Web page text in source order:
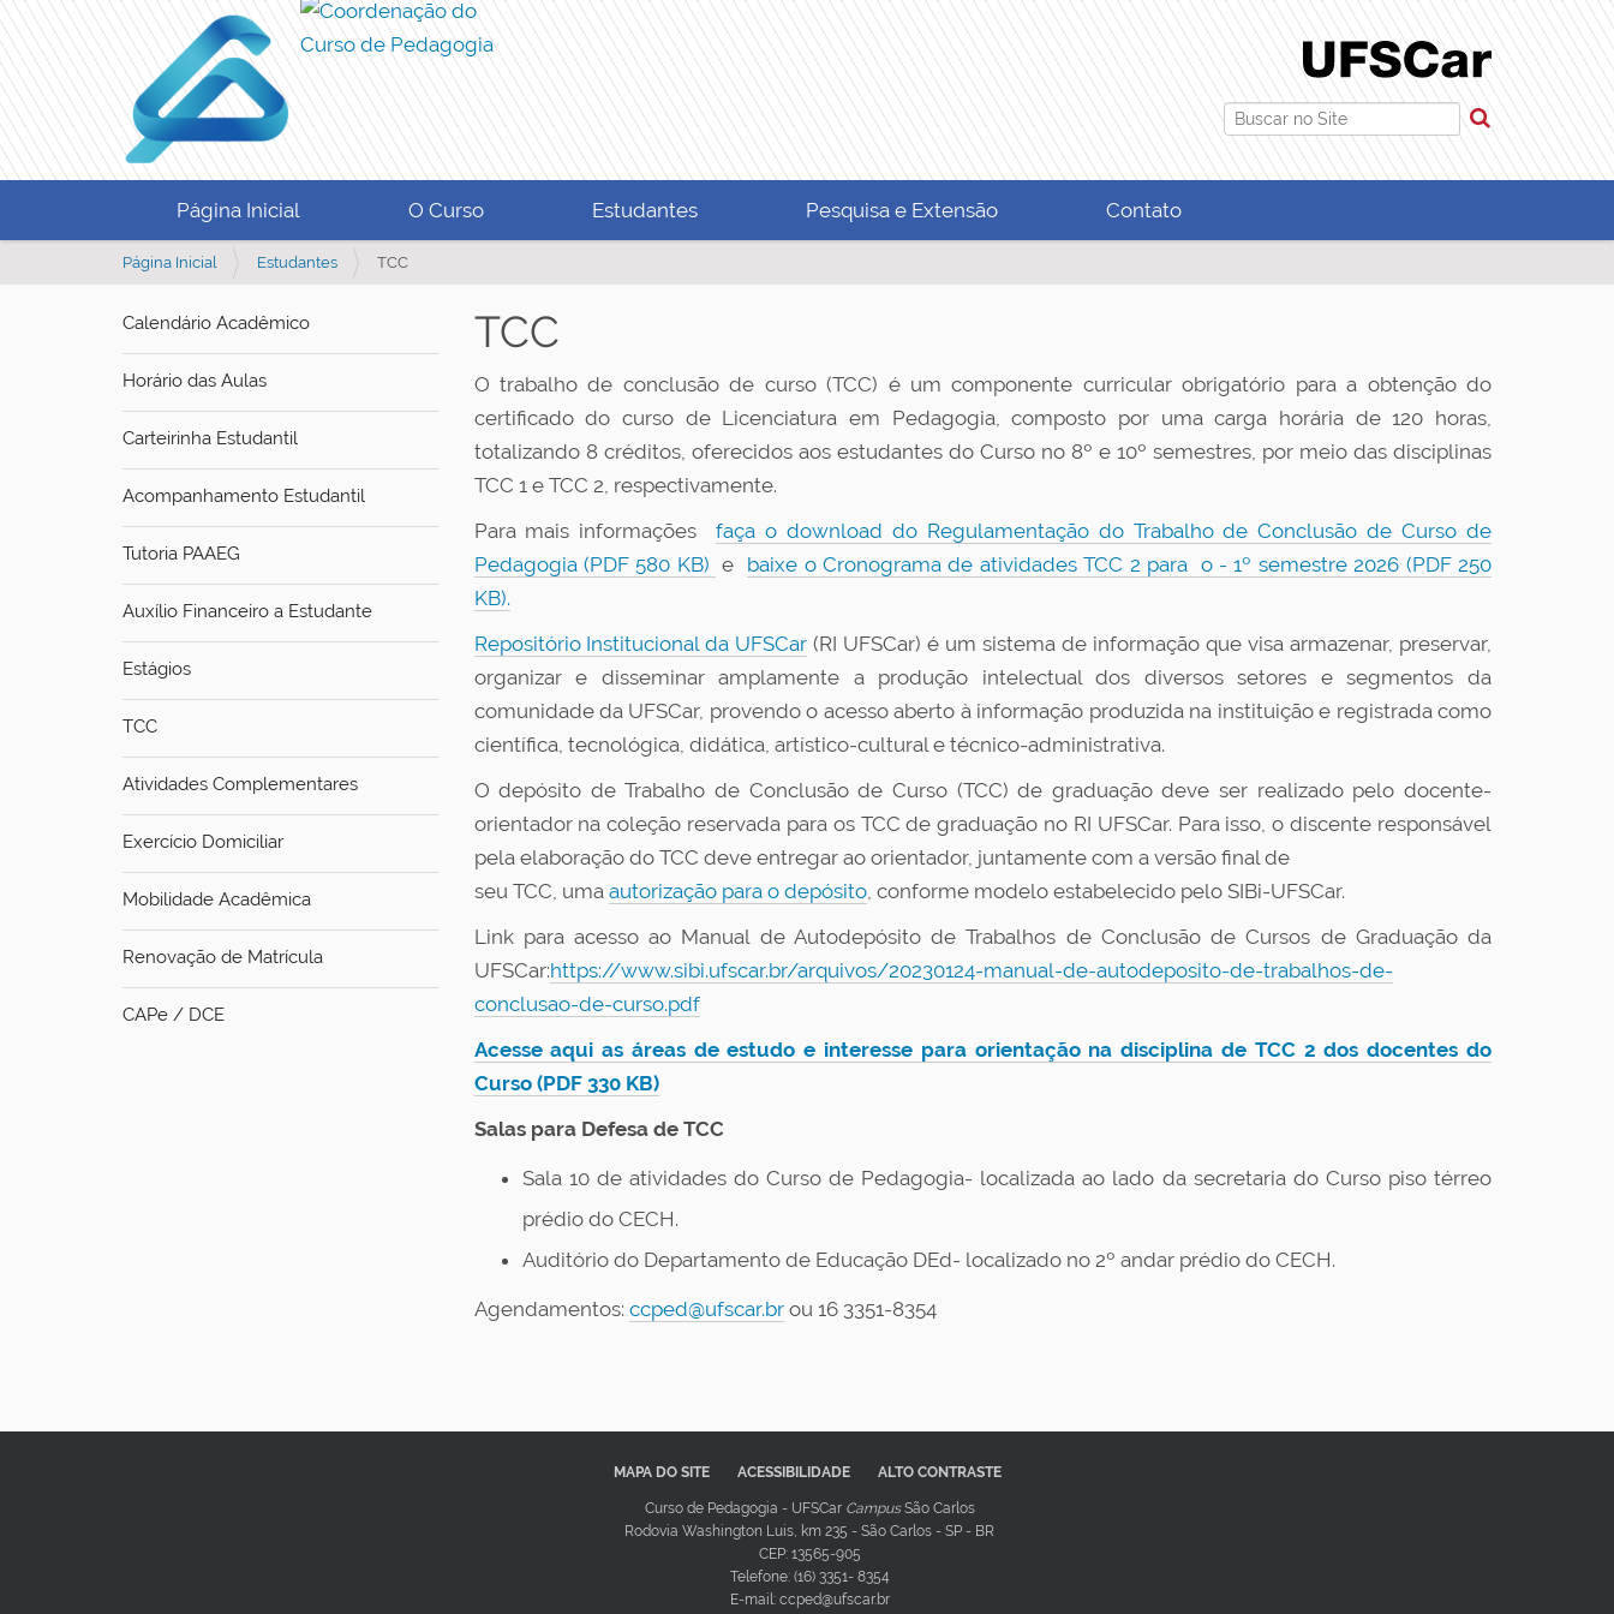
Busca
Busca Avançada…
Página Inicial O Curso Estudantes Pesquisa e Extensão Contato
V
c
s
t
á
q
Página Inicial Estudantes TCC
Calendário Acadêmico
Horário das Aulas
Carteirinha Estudantil
Acompanhamento Estudantil
Tutoria PAAEG
Auxílio Financeiro a Estudante
Estágios
TCC
Atividades Complementares
Exercício Domiciliar
Mobilidade Acadêmica
Renovação de Matrícula
CAPe / DCE
TCC
O trabalho de conclusão de curso (TCC) é um componente curricular obrigatório para a obtenção do
certificado do curso de Licenciatura em Pedagogia, composto por uma carga horária de 120 horas,
totalizando 8 créditos, oferecidos aos estudantes do Curso no 8º e 10º semestres, por meio das disciplinas
TCC 1 e TCC 2, respectivamente.
Para mais informaçõesfaça o download do Regulamentação do Trabalho de Conclusão de Curso de
Pedagogia (PDF 580 KB) e baixe o Cronograma de atividades TCC 2 para o - 1º semestre 2026 (PDF 250
KB).
Repositório Institucional da UFSCar (RI UFSCar) é um sistema de informação que visa armazenar, preservar,
organizar e disseminar amplamente a produção intelectual dos diversos setores e segmentos da
comunidade da UFSCar, provendo o acesso aberto à informação produzida na instituição e registrada como
científica, tecnológica, didática, artístico-cultural e técnico-administrativa.
O depósito de Trabalho de Conclusão de Curso (TCC) de graduação deve ser realizado pelo docente-
orientador na coleção reservada para os TCC de graduação no RI UFSCar. Para isso, o discente responsável
pela elaboração do TCC deve entregar ao orientador, juntamente com a versão final de
seu TCC, uma autorização para o depósito, conforme modelo estabelecido pelo SIBi-UFSCar.
Link para acesso ao Manual de Autodepósito de Trabalhos de Conclusão de Cursos de Graduação da
UFSCar:https://www.sibi.ufscar.br/arquivos/20230124-manual-de-autodeposito-de-trabalhos-de-
conclusao-de-curso.pdf
Acesse aqui as áreas de estudo e interesse para orientação na disciplina de TCC 2 dos docentes do
Curso (PDF 330 KB)
Salas para Defesa de TCC
Sala 10 de atividades do Curso de Pedagogia- localizada ao lado da secretaria do Curso piso térreo
prédio do CECH.
Auditório do Departamento de Educação DEd- localizado no 2º andar prédio do CECH.
Agendamentos: ccped@ufscar.brou 16 3351-8354
MAPA DO SITE ACESSIBILIDADE ALTO CONTRASTE
Curso de Pedagogia - UFSCar CampusSão Carlos
Rodovia Washington Luis, km 235 - São Carlos - SP - BR
CEP: 13565-905
Telefone: (16) 3351- 8354
E-mail: ccped@ufscar.br